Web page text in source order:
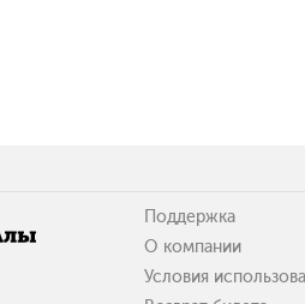
Поддержка
О компании
Условия